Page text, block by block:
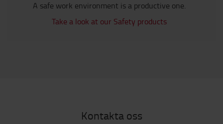
A safe work environment is a productive one.
Take a look at our Safety products
Kontakta oss